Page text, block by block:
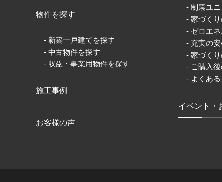
物件を探す
- 新築一戸建てを探す
- 中古物件を探す
- 収益・事業用物件を探す
施工事例
お客様の声
- 制震ユ
- 家づく
- ゼロエ
- 充実の
- 家づく
- ご購入
- よくあ
イベント・